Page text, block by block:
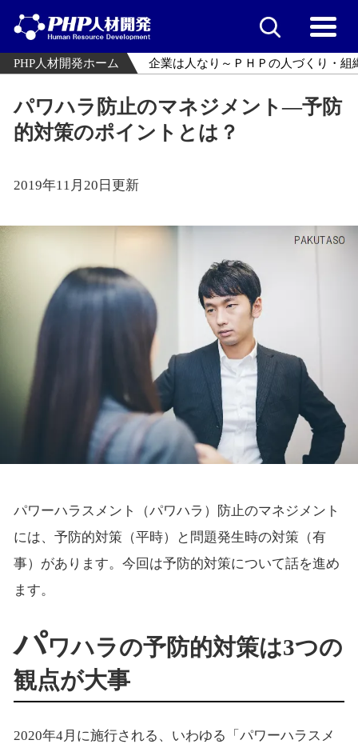
PHP人材開発ホーム 企業は人なり～ＰＨＰの人づくり・組
パワハラ防止のマネジメント―予防
的対策のポイントとは？
2019年11月20日更新
パワーハラスメント（パワハラ）防止のマネジメント
には、予防的対策（平時）と問題発生時の対策（有
事）があります。今回は予防的対策について話を進め
ます。
パワハラの予防的対策は3つの
観点が大事
2020年4月に施行される、いわゆる「パワーハラスメ